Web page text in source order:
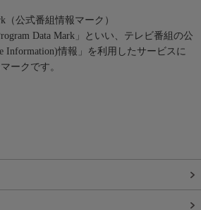
（公式番組情報マーク）
Data Mark」といい、テレビ番組の公
Information)情報」を利用したサービスに
ークです。